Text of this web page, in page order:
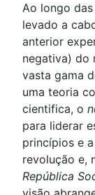
Ao longo
levado a
anterior
negativa) do
vasta gama
uma teoria
cientifica, o
para liderar
princípios e
revolução e,
República